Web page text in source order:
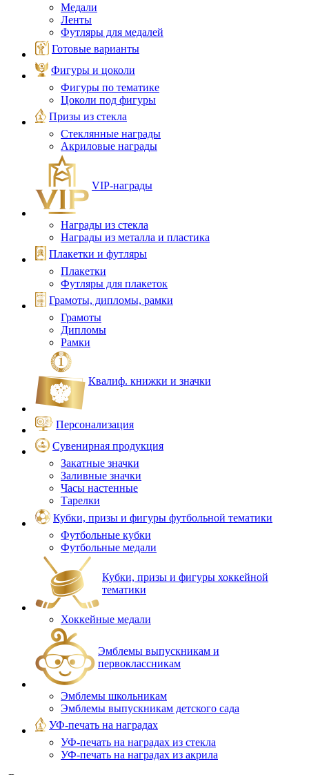
Медали
Ленты
Футляры для медалей
Готовые варианты
Фигуры и цоколи
Фигуры по тематике
Цоколи под фигуры
Призы из стекла
Стеклянные награды
Акриловые награды
VIP‑награды
Награды из стекла
Награды из металла и пластика
Плакетки и футляры
Плакетки
Футляры для плакеток
Грамоты, дипломы, рамки
Грамоты
Дипломы
Рамки
Квалиф. книжки и значки
Персонализация
Сувенирная продукция
Закатные значки
Заливные значки
Часы настенные
Тарелки
Кубки, призы и фигуры футбольной тематики
Футбольные кубки
Футбольные медали
Кубки, призы и фигуры хоккейной
тематики
Хоккейные медали
Эмблемы выпускникам и
первоклассникам
Эмблемы школьникам
Эмблемы выпускникам детского сада
УФ-печать на наградах
УФ‑печать на наградах из стекла
УФ-печать на наградах из акрила